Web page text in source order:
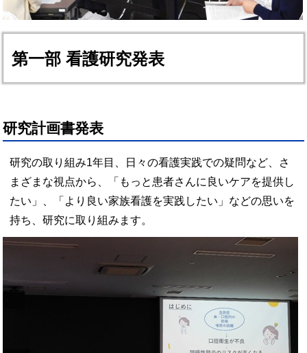
第一部 看護研究発表
研究計画書発表
研究の取り組み1年目、日々の看護実践での疑問など、さ
まざまな視点から、「もっと患者さんに良いケアを提供し
たい」、「より良い家族看護を実践したい」などの思いを
持ち、研究に取り組みます。